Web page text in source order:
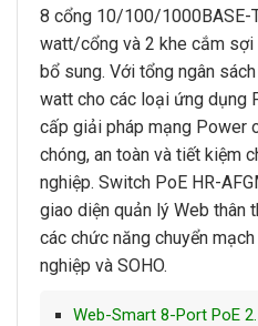
8 cổng 10/100/1000BASE-
watt/cổng và 2 khe cắm sợi
bổ sung. Với tổng ngân
watt cho các loại ứng dụng
cấp giải pháp mạng Power
chóng, an toàn và tiết kiệm
nghiệp. Switch PoE HR-
giao diện quản lý Web thân
các chức năng chuyển
nghiệp và SOHO.
Web-Smart 8-Port PoE